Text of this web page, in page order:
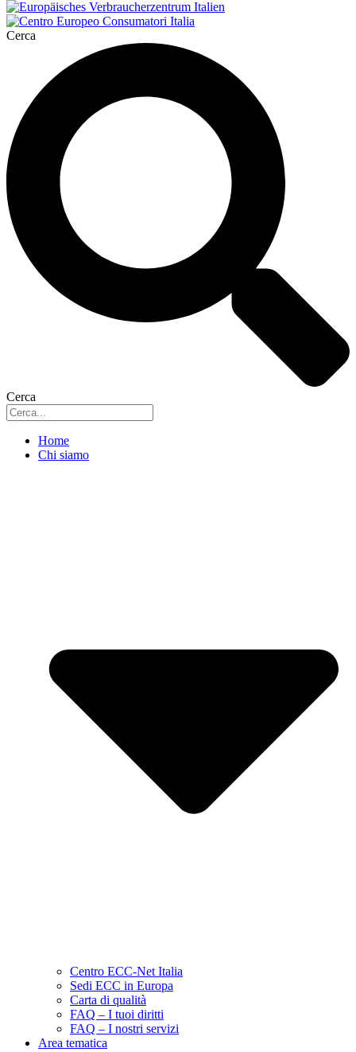
Cerca
Cerca
Home
Chi siamo
Centro ECC-Net Italia
Sedi ECC in Europa
Carta di qualità
FAQ – I tuoi diritti
FAQ – I nostri servizi
Area tematica